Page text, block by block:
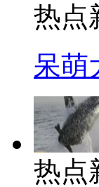
热点
呆萌
热点